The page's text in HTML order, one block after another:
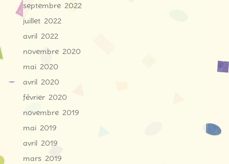
septembre 2022
juillet 2022
avril 2022
novembre 2020
mai 2020
avril 2020
février 2020
novembre 2019
mai 2019
avril 2019
mars 2019